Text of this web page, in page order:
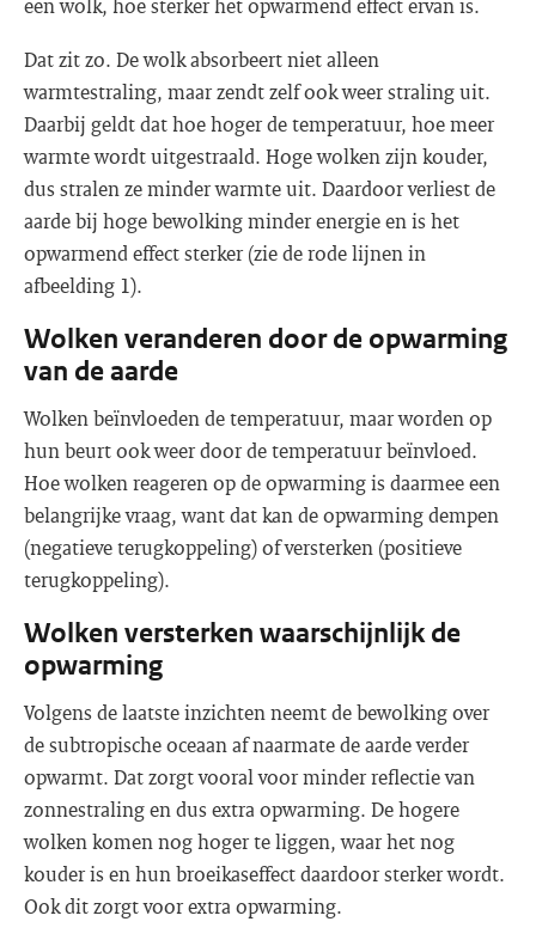
een wolk, hoe sterker het opwarmend effect ervan is.
Dat zit zo. De wolk absorbeert niet alleen
warmtestraling, maar zendt zelf ook weer straling uit.
Daarbij geldt dat hoe hoger de temperatuur, hoe meer
warmte wordt uitgestraald. Hoge wolken zijn kouder,
dus stralen ze minder warmte uit. Daardoor verliest de
aarde bij hoge bewolking minder energie en is het
opwarmend effect sterker (zie de rode lijnen in
afbeelding 1).
Wolken veranderen door de opwarming
van de aarde
Wolken beïnvloeden de temperatuur, maar worden op
hun beurt ook weer door de temperatuur beïnvloed.
Hoe wolken reageren op de opwarming is daarmee een
belangrijke vraag, want dat kan de opwarming dempen
(negatieve terugkoppeling) of versterken (positieve
terugkoppeling).
Wolken versterken waarschijnlijk de
opwarming
Volgens de laatste inzichten neemt de bewolking over
de subtropische oceaan af naarmate de aarde verder
opwarmt. Dat zorgt vooral voor minder reflectie van
zonnestraling en dus extra opwarming. De hogere
wolken komen nog hoger te liggen, waar het nog
kouder is en hun broeikaseffect daardoor sterker wordt.
Ook dit zorgt voor extra opwarming.